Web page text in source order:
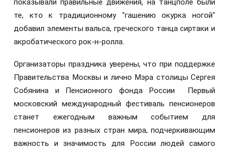
показывали правильные движения, на танцполе были
те, кто к традиционному "гашению окурка ногой"
добавил элементы вальса, греческого танца сиртаки и
акробатического рок-н-ролла.
Организаторы праздника уверены, что при поддержке
Правительства Москвы и лично Мэра столицы Сергея
Собянина и Пенсионного фонда России Первый
московский международный фестиваль пенсионеров
станет ежегодным важным событием для
пенсионеров из разных стран мира, подчеркивающим
важность и значимость для России людей самого